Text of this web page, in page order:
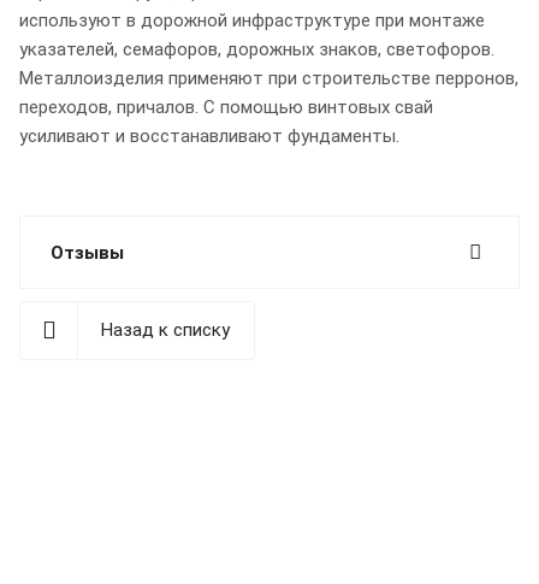
используют в дорожной инфраструктуре при монтаже
указателей, семафоров, дорожных знаков, светофоров.
Металлоизделия применяют при строительстве перронов,
переходов, причалов. С помощью винтовых свай
усиливают и восстанавливают фундаменты.
Отзывы
Назад к списку